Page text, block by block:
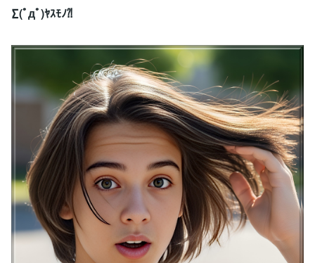
∑(ﾟдﾟ)ﾔｽﾓﾉ⁈